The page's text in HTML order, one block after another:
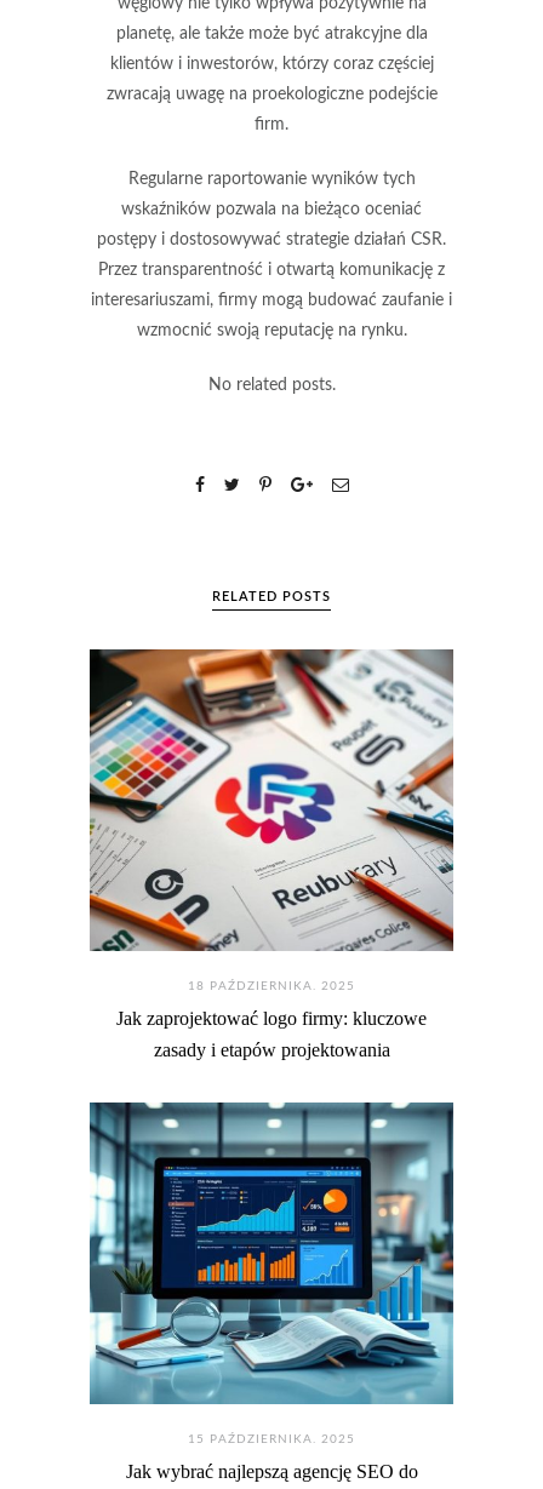
węglowy nie tylko wpływa pozytywnie na
planetę, ale także może być atrakcyjne dla
klientów i inwestorów, którzy coraz częściej
zwracają uwagę na proekologiczne podejście
firm.
Regularne raportowanie wynikówtych
wskaźników pozwala na bieżąco oceniać
postępy i dostosowywać strategie działań CSR.
Przez transparentność i otwartą komunikację z
interesariuszami, firmy mogą budować zaufanie i
wzmocnić swoją reputację na rynku.
No related posts.
RELATED POSTS
18 PAŹDZIERNIKA. 2025
Jak zaprojektować logo firmy: kluczowe
zasady i etapów projektowania
15 PAŹDZIERNIKA. 2025
Jak wybrać najlepszą agencję SEO do